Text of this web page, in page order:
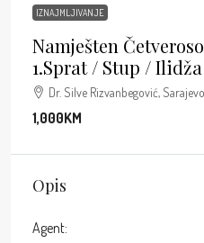
IZNAJMLJIVANJE
Namješten
1.sprat / Stup / Ilidža
Dr. Silve Rizvanbegović,
1,000KM
Opis
Agent: